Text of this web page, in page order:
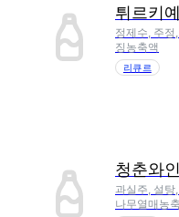
튀르키
정제수, 주정
징농축액
리큐르
청춘와
과실주, 설
나무열매농